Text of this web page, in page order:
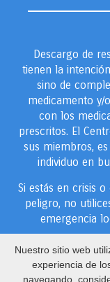
Descargo de
tienen la
sino de
medicamento y/
con los
prescritos. El
sus miembros,
individuo en
Si estás en crisis
peligro, no
emergencia
Derechos de
Pratnicka,
Nuestro sitio web
experiencia de
navegando,